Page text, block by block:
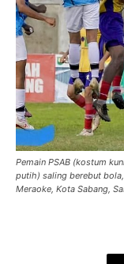
Pemain PSAB (kostum
putih) saling berebut
Meraoke, Kota Sabang,